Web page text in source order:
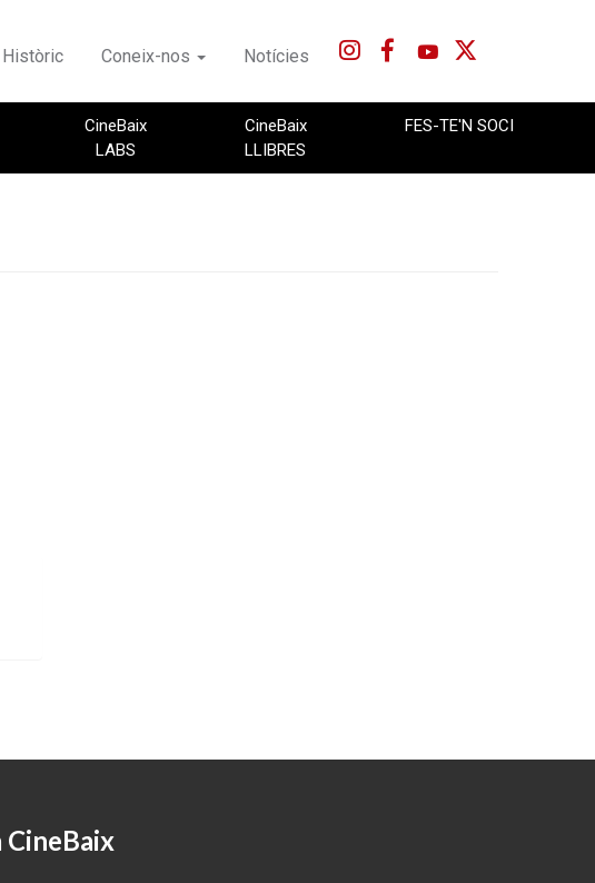
Històric Coneix-nos Notícies
CineBaix
LABS
CineBaix
LLIBRES
FES-TE'N SOCI
CineBaix